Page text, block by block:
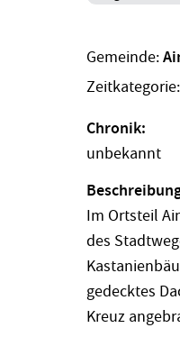
Gemeinde:
Zeitkategorie:
Chronik:
unbekannt
Im Ortsteil
des
gedecktes
Kreuz